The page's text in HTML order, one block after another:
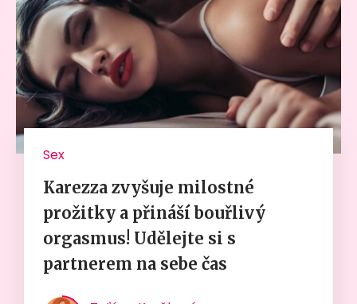
Sex
Karezza zvyšuje milostné
prožitky a přináší bouřlivý
orgasmus! Udělejte si s
partnerem na sebe čas